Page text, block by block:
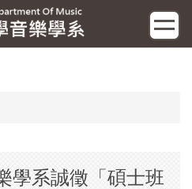
學系誠徵「碩士班